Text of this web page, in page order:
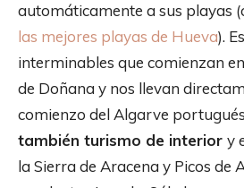
automáticamente a sus playas
las mejores playas de Hueva).
interminables que comienzan
de Doñana y nos llevan
comienzo del Algarve
también turismo de interior y
la Sierra de Aracena y Picos de